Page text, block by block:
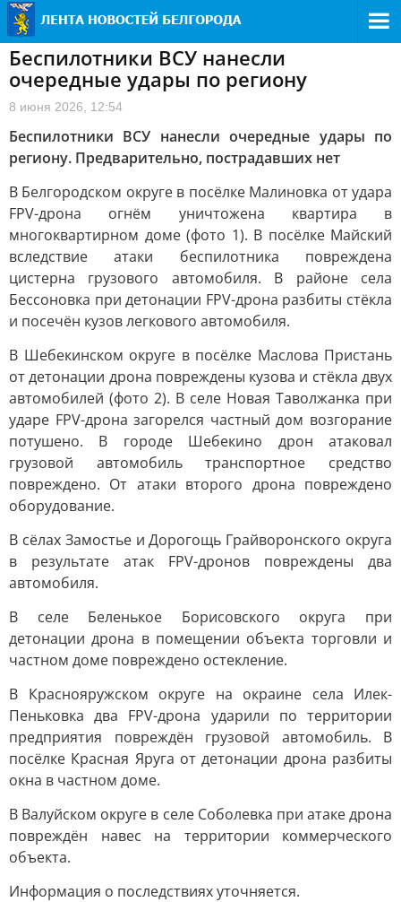
Беспилотники ВСУ нанесли
очередные удары по региону
8 июня 2026, 12:54
Беспилотники ВСУ нанесли очередные удары по
региону. Предварительно, пострадавших нет
В Белгородском округе в посёлке Малиновка от удара
FPV-дрона огнём уничтожена квартира в
многоквартирном доме (фото 1). В посёлке Майский
вследствие атаки беспилотника повреждена
цистерна грузового автомобиля. В районе села
Бессоновка при детонации FPV-дрона разбиты стёкла
и посечён кузов легкового автомобиля.
В Шебекинском округе в посёлке Маслова Пристань
от детонации дрона повреждены кузова и стёкла двух
автомобилей (фото 2). В селе Новая Таволжанка при
ударе FPV-дрона загорелся частный дом возгорание
потушено. В городе Шебекино дрон атаковал
грузовой автомобиль транспортное средство
повреждено. От атаки второго дрона повреждено
оборудование.
В сёлах Замостье и Дорогощь Грайворонского округа
в результате атак FPV-дронов повреждены два
автомобиля.
В селе Беленькое Борисовского округа при
детонации дрона в помещении объекта торговли и
частном доме повреждено остекление.
В Краснояружском округе на окраине села Илек-
Пеньковка два FPV-дрона ударили по территории
предприятия повреждён грузовой автомобиль. В
посёлке Красная Яруга от детонации дрона разбиты
окна в частном доме.
В Валуйском округе в селе Соболевка при атаке дрона
повреждён навес на территории коммерческого
объекта.
Информация о последствиях уточняется.